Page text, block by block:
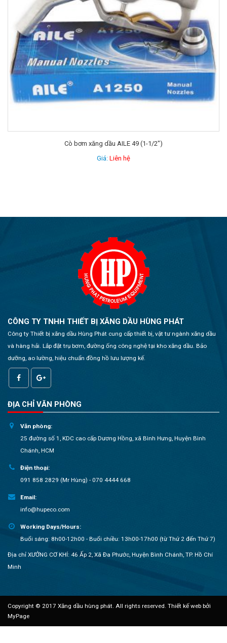
Motor phòng nổ 1pha SAMWHA – Hàn Quốc
Giá: Liên hệ
CÔNG TY TNHH THIẾT BỊ XĂNG DẦU HÙNG PHÁT
Công ty Thiết bị xăng dầu Hùng Phát cung cấp thiết bị, vật tư ngành xăng dầu
và hàng hải. Lắp đặt trụ bơm, đường ống công nghệ tại kho xăng dầu. Bảo
dưỡng, ao lường, hiệu chuẩn đồng hồ lưu lượng kế.
ĐỊA CHỈ VĂN PHÒNG
Văn phòng:
25 đường số 1, KDC cao cấp Dương Hồng, xã Bình Hưng, Huyện Bình
Chánh, HCM
Điện thoại:
091 858 2829 (Mr Hùng) - 070 4444 668
Email:
info@hupeco.com
Working Days/Hours:
Buổi sáng: 8h00-12h00 - Buổi chiều: 13h00-17h00 (từ Thứ 2 đến Thứ 7)
Địa chỉ XƯỞNG CƠ KHÍ: 46 Ấp 2, Xã Đa Phước, Huyện Bình Chánh, TP. Hồ Chí
Minh
Copyright © 2017 Xăng dầu hùng phát. All rights reserved. Thiết kế web bởi
MyPage